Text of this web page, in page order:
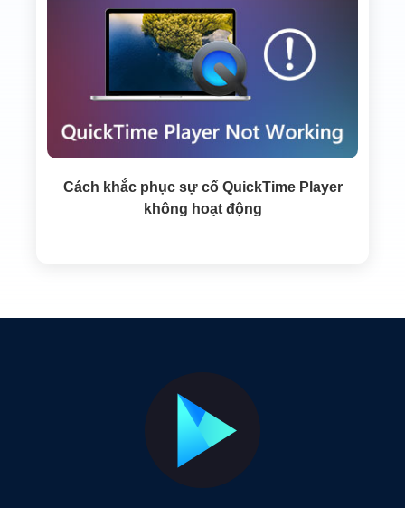
Cách khắc phục sự cố QuickTime Player
không hoạt động